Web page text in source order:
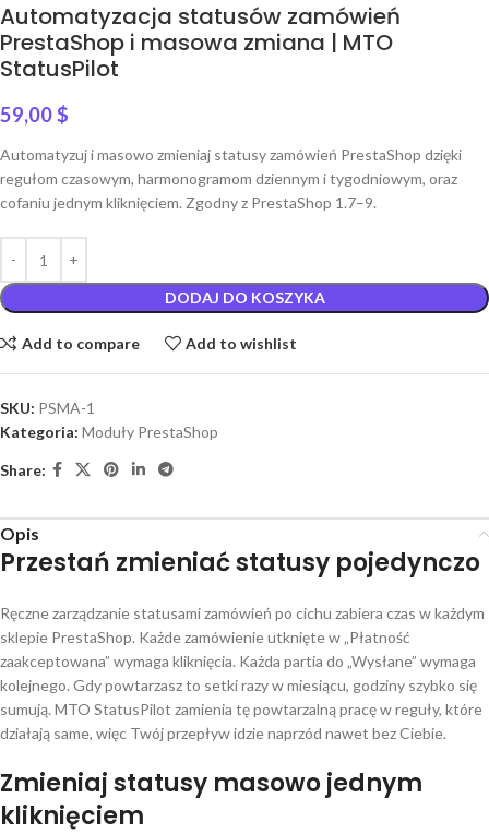
Automatyzacja statusów zamówień
PrestaShop i masowa zmiana | MTO
StatusPilot
59,00$
Automatyzuj i masowo zmieniaj statusy zamówień PrestaShop dzięki
regułom czasowym, harmonogramom dziennym i tygodniowym, oraz
cofaniu jednym kliknięciem. Zgodny z PrestaShop 1.7–9.
DODAJ DO KOSZYKA
Add to compare Add to wishlist
SKU: PSMA-1
Kategoria: Moduły PrestaShop
Share:
Opis
Przestań zmieniać statusy pojedynczo
Ręczne zarządzanie statusami zamówień po cichu zabiera czas w każdym
sklepie PrestaShop. Każde zamówienie utknięte w „Płatność
zaakceptowana” wymaga kliknięcia. Każda partia do „Wysłane” wymaga
kolejnego. Gdy powtarzasz to setki razy w miesiącu, godziny szybko się
sumują. MTO StatusPilot zamienia tę powtarzalną pracę w reguły, które
działają same, więc Twój przepływ idzie naprzód nawet bez Ciebie.
Zmieniaj statusy masowo jednym
kliknięciem